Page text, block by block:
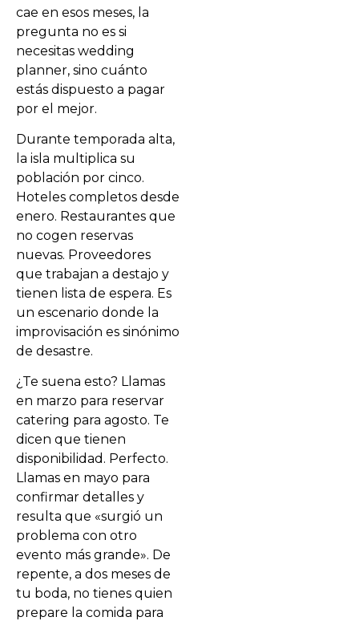
cae en esos meses, la
pregunta no es si
necesitas wedding
planner, sino cuánto
estás dispuesto a pagar
por el mejor.
Durante temporada alta,
la isla multiplica su
población por cinco.
Hoteles completos desde
enero. Restaurantes que
no cogen reservas
nuevas. Proveedores
que trabajan a destajo y
tienen lista de espera. Es
un escenario donde la
improvisación es sinónimo
de desastre.
¿Te suena esto? Llamas
en marzo para reservar
catering para agosto. Te
dicen que tienen
disponibilidad. Perfecto.
Llamas en mayo para
confirmar detalles y
resulta que «surgió un
problema con otro
evento más grande». De
repente, a dos meses de
tu boda, no tienes quien
prepare la comida para